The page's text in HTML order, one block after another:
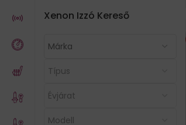
Xenon Izzó Kereső